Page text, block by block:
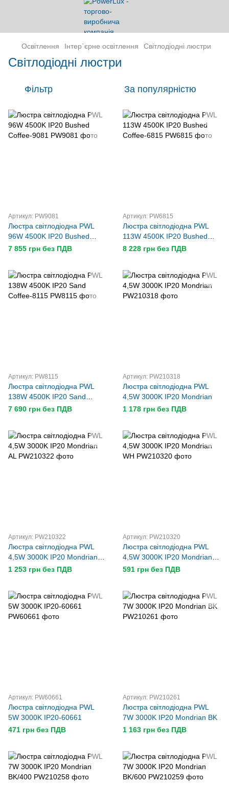
Освітлення Інтер`єрне освітлення Світлодіодні люстри
Світлодіодні люстри
Фільтр За популярністю
Артикул: PW9081
Люстра світлодіодна PWL
96W 4500K IP20 Bushed
Coffee-9081
7 855 грн без ПДВ
Артикул: PW6815
Люстра світлодіодна PWL
113W 4500K IP20 Bushed
Coffee-6815
8 228 грн без ПДВ
Артикул: PW8115
Люстра світлодіодна PWL
138W 4500K IP20 Sand
Coffee-8115
7 690 грн без ПДВ
Артикул: PW210318
Люстра світлодіодна PWL
4,5W 3000K IP20 Mondrian
1 178 грн без ПДВ
Артикул: PW210322
Люстра світлодіодна PWL
4,5W 3000K IP20 Mondrian
AL
1 253 грн без ПДВ
Артикул: PW210320
Люстра світлодіодна PWL
4,5W 3000K IP20 Mondrian
WH
591 грн без ПДВ
Артикул: PW60661
Люстра світлодіодна PWL
5W 3000K IP20-60661
471 грн без ПДВ
Артикул: PW210261
Люстра світлодіодна PWL
7W 3000K IP20 Mondrian BK
1 163 грн без ПДВ